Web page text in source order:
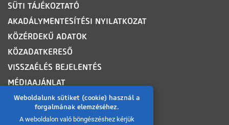
Weboldalunk sütiket (cookie) használ a
forgalmának elemzéséhez.
A weboldalon való böngészéshez kérjük
SÜTI TÁJÉKOZTATÓ
AKADÁLYMENTESÍTÉSI NYILATKOZAT
KÖZÉRDEKŰ ADATOK
KÖZADATKERESŐ
VISSZAÉLÉS BEJELENTÉS
MÉDIAAJÁNLAT
OLDALTÉRKÉP